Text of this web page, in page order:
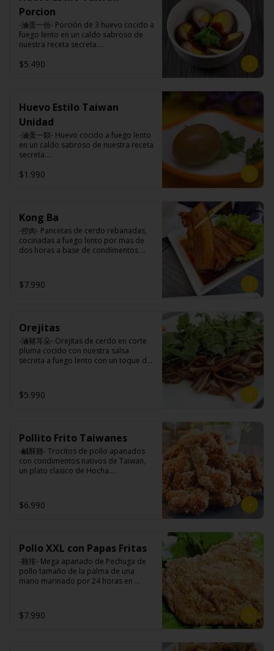
Carne de cerdo, harina de trigo,
repollo, cebollín, sal, pimienta, salsa
de soya, aceite de sésamo,
condimento 5 sabores (naranja,
canela, anís, pimienta y comino).
Porcion
-滷蛋一份- Porción de 3 huevo cocido a
fuego lento en un caldo sabroso de
nuestra receta secreta.
salsa de soya, ajo, agua, azúcar, mix
de hierbas (canela, anís, pimienta y
comino), mirin (azúcar, arroz, agua,
alcohol), salsa ostra vegana (trigo,
soya, shitake, sal, maíz).
$5.490
Huevo Estilo Taiwan
Unidad
-滷蛋一顆- Huevo cocido a fuego lento
en un caldo sabroso de nuestra receta
secreta.
salsa de soya, ajo, agua, azúcar, bolsa
de hierba (canela, anís, pimienta y
comino), mirin (azúcar, arroz, agua,
alcohol), salsa ostra vegana (trigo,
soya, shitake, sal, maíz).
$1.990
Kong Ba
-控肉- Pancetas de cerdo rebanadas,
cocinadas a fuego lento por mas de
dos horas a base de condimentos
$7.990
Orejitas
-滷豬耳朵- Orejitas de cerdo en corte
pluma cocido con nuestra salsa
secreta a fuego lento con un toque de
jengibre, cebollín, salsa de soya, ajo,
agua, azúcar, bolsa de hierba (canela,
anís, pimienta y comino), mirin (azúcar,
arroz, agua, alcohol) , cilantro, cebollín,
aceite de sesamo, salsa de ajo (ajo,
$5.990
Pollito Frito Taiwanes
-鹹酥雞- Trocitos de pollo apanados
con condimentos nativos de Taiwan,
un plato clasico de Hocha.
Ingredientes:
Pechuga de pollo con hueso, harina de
pimienta, sal, ajo, cebollín, azúcar.
$6.990
Pollo XXL con Papas Fritas
-雞排- Mega apanado de Pechuga de
pollo tamaño de la palma de una
mano marinado por 24 horas en
acompañado de papas fritas.
$7.990